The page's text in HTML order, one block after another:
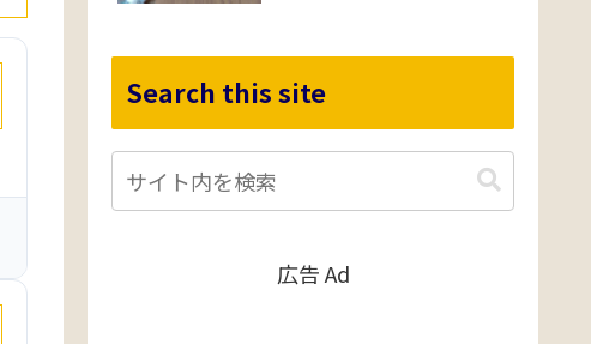
Search this site
広告 Ad